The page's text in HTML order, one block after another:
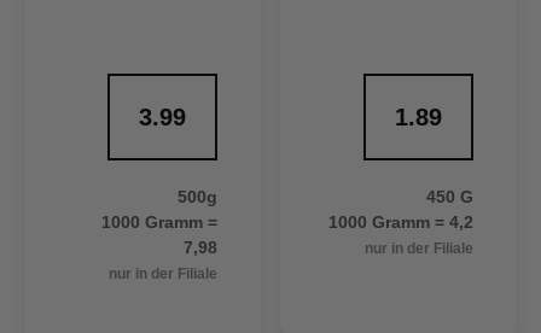
3.99
500g
1000 Gramm =
7,98
nur in der Filiale
1.89
450 G
1000 Gramm = 4,2
nur in der Filiale